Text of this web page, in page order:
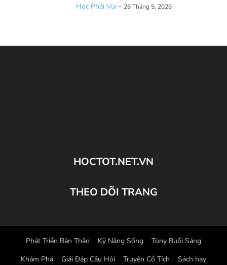
Học Phải Vui - 26 Tháng 5, 2026
HOCTOT.NET.VN
THEO DÕI TRANG
Phát Triển Bản Thân Kỹ Năng Sống
Tony Buổi Sáng
Khám Phá
Giải Đáp Câu Hỏi Truyện Cổ Tích Sách hay